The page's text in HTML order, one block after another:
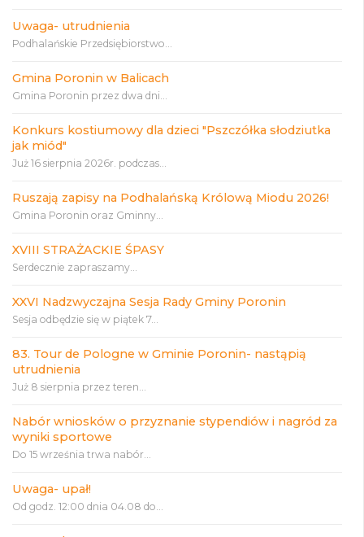
Uwaga- utrudnienia
Podhalańskie Przedsiębiorstwo...
Gmina Poronin w Balicach
Gmina Poronin przez dwa dni...
Konkurs kostiumowy dla dzieci "Pszczółka słodziutka
jak miód"
Już 16 sierpnia 2026r. podczas...
Ruszają zapisy na Podhalańską Królową Miodu 2026!
Gmina Poronin oraz Gminny...
XVIII STRAŻACKIE ŚPASY
Serdecznie zapraszamy...
XXVI Nadzwyczajna Sesja Rady Gminy Poronin
Sesja odbędzie się w piątek 7...
83. Tour de Pologne w Gminie Poronin- nastąpią
utrudnienia
Już 8 sierpnia przez teren...
Nabór wniosków o przyznanie stypendiów i nagród za
wyniki sportowe
Do 15 września trwa nabór...
Uwaga- upał!
Od godz. 12:00 dnia 04.08 do...